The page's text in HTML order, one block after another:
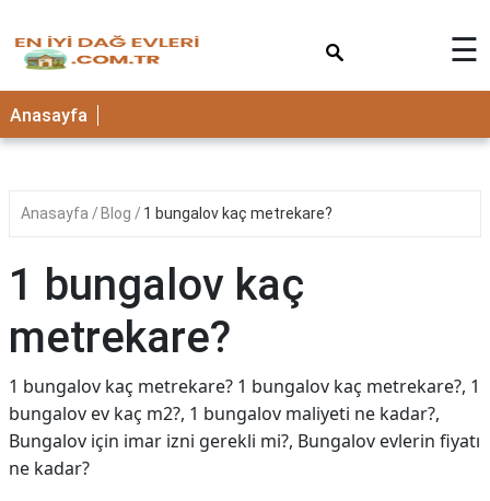
☰
Anasayfa
Anasayfa Blog 1 bungalov kaç metrekare?
1 bungalov kaç
metrekare?
1 bungalov kaç metrekare? 1 bungalov kaç metrekare?, 1
bungalov ev kaç m2?, 1 bungalov maliyeti ne kadar?,
Bungalov için imar izni gerekli mi?, Bungalov evlerin fiyatı
ne kadar?